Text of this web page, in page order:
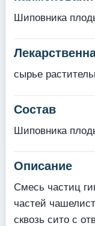
Шиповника
сырье
Состав
Шиповника
Описание
Смесь частиц
частей
сквозь сито с